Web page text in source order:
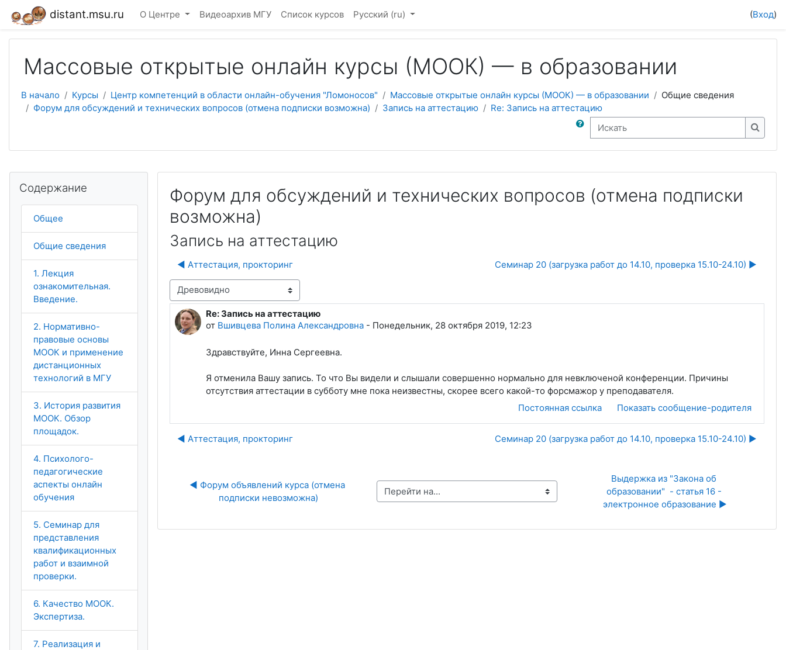
Перейти к основному содержанию
distant.msu.ru О Центре Видеоархив МГУ Список курсов Русский ‎(ru)‎ (Вход)
Массовые открытые онлайн курсы (МООК) — в образовании
В начало Курсы Центр компетенций в области онлайн-обучения "Ломоносов" Массовые открытые онлайн курсы (МООК) — в образовании
Общие сведения
Форум для обсуждений и технических вопросов (отмена подписки возможна)
Запись на аттестацию Re: Запись на аттестацию
Искать
Искать
Форум для обсуждений и технических вопросов (отмена подписки
возможна)
Запись на аттестацию
◀︎ Аттестация, прокторинг Семинар 20 (загрузка работ до 14.10, проверка 15.10-24.10) ▶︎
Режим отображения
Re: Запись на аттестацию
от Вшивцева Полина Александровна- Понедельник, 28 октября 2019, 12:23
Количество ответов: 0
Здравствуйте, Инна Сергеевна.
Я отменила Вашу запись. То что Вы видели и слышали совершенно нормально для невключеной конференции. Причины
отсутствия аттестации в субботу мне пока неизвестны, скорее всего какой-то форсмажор у преподавателя.
Постоянная ссылка
Показать сообщение-родителя
◀︎ Аттестация, прокторинг Семинар 20 (загрузка работ до 14.10, проверка 15.10-24.10) ▶︎
◀︎ Форум объявлений курса (отмена
подписки невозможна)
Перейти на...
Выдержка из "Закона об
образовании"  - статья 16 -
электронное образование ▶︎
Содержание
Общее
Общие сведения
1. Лекция
ознакомительная.
Введение.
2. Нормативно-
правовые основы
МООК и применение
дистанционных
технологий в МГУ
3. История развития
МООК. Обзор
площадок.
4. Психолого-
педагогические
аспекты онлайн
обучения
5. Семинар для
представления
квалификационных
работ и взаимной
проверки.
6. Качество МООК.
Экспертиза.
7. Реализация и